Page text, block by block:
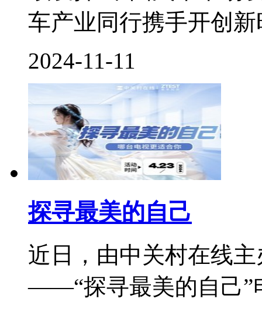
车产业同行携手开创新
2024-11-11
探寻最美的自己
近日，由中关村在线
——“探寻最美的自己”